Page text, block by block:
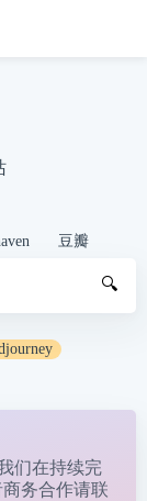
豆瓣
🔍
们在持续完
务合作请联